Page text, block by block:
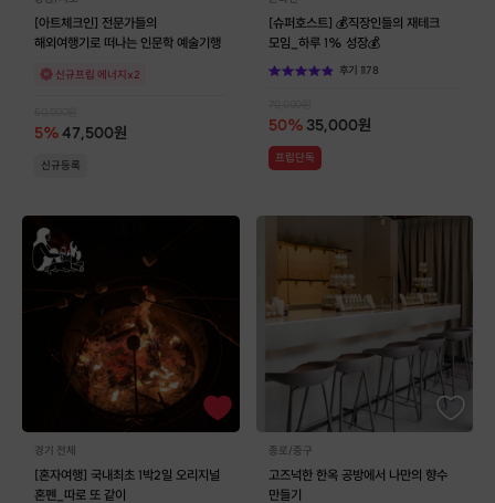
[아트체크인] 전문가들의
해외여행기로 떠나는 인문학 예술기행
신규프립 에너지x2
5%47,500원
신규등록
[슈퍼호스트] 💰직장인들의 재테크
모임_하루 1% 성장💰
후기 1178
50% 35,000원
프립단독
경기 전체
[혼자여행] 국내최초 1박2일 오리지널
혼펜_따로 또 같이
종로/중구
고즈넉한 한옥 공방에서 나만의 향수
만들기